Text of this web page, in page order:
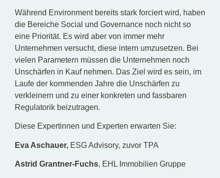
Während Environment bereits stark forciert wird, haben
die Bereiche Social und Governance noch nicht so
eine Priorität. Es wird aber von immer mehr
Unternehmen versucht, diese intern umzusetzen. Bei
vielen Parametern müssen die Unternehmen noch
Unschärfen in Kauf nehmen. Das Ziel wird es sein, im
Laufe der kommenden Jahre die Unschärfen zu
verkleinern und zu einer konkreten und fassbaren
Regulatorik beizutragen.
Diese Expertinnen und Experten erwarten Sie:
Eva Aschauer, ESG Advisory, zuvor TPA
Astrid Grantner-Fuchs, EHL Immobilien Gruppe